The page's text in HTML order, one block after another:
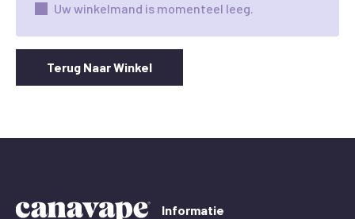
Uw winkelmand is momenteel leeg.
Terug Naar Winkel
Informatie